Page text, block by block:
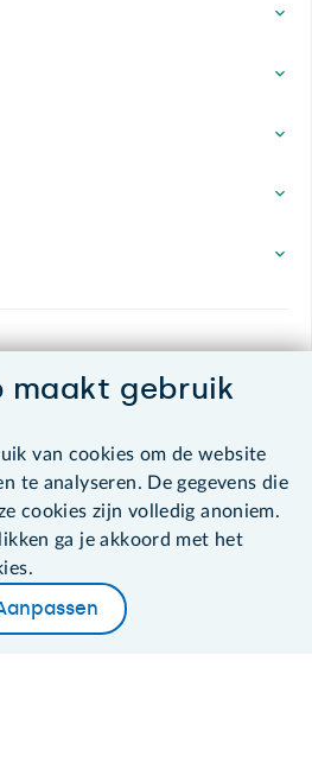
Delen Woordenboek
voor u.
maakt gebruik
van cookies om de website
te analyseren. De gegevens die
cookies zijn volledig anoniem.
ga je akkoord met het